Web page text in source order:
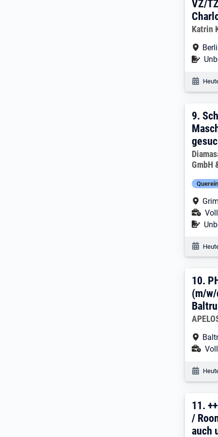
VZ/
Katrin
9.
9.
GmbH
10.
10.
(m/
11.
11.
/
auch